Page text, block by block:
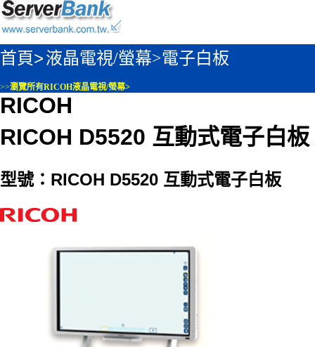
首頁>液晶電視/螢幕>電子白板
>>瀏覽所有RICOH液晶電視/螢幕>
RICOH
RICOH D5520 互動式電子白板
型號：RICOH D5520 互動式電子白板